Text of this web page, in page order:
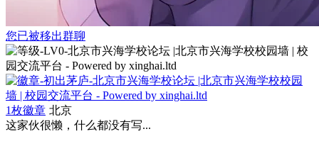
您已被移出群聊
1枚徽章 北京
这家伙很懒，什么都没有写...